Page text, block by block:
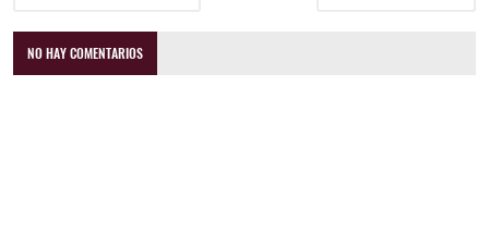
NO HAY COMENTARIOS